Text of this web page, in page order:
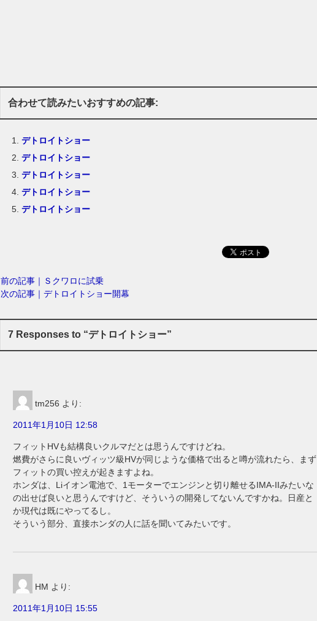
合わせて読みたいおすすめの記事:
デトロイトショー
デトロイトショー
デトロイトショー
デトロイトショー
デトロイトショー
前の記事｜Ｓクワロに試乗
次の記事｜デトロイトショー開幕
7 Responses to “デトロイトショー”
tm256 より:
2011年1月10日 12:58
フィットHVも結構良いクルマだとは思うんですけどね。
燃費がさらに良いヴィッツ級HVが同じような価格で出ると噂が流れたら、まず
フィットの買い控えが起きますよね。
ホンダは、Liイオン電池で、1モーターでエンジンと切り離せるIMA-IIみたいな
の出せば良いと思うんですけど、そういうの開発してないんですかね。日産と
か現代は既にやってるし。
そういう部分、直接ホンダの人に話を聞いてみたいです。
HM より:
2011年1月10日 15:55